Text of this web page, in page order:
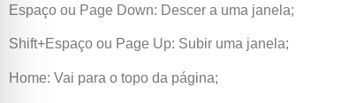
Espaço ou Page Down: Descer a uma janela;
Shift+Espaço ou Page Up: Subir uma janela;
Home: Vai para o topo da página;